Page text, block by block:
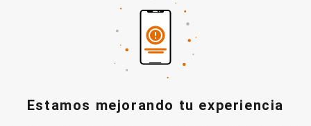
Estamos mejorando tu experiencia